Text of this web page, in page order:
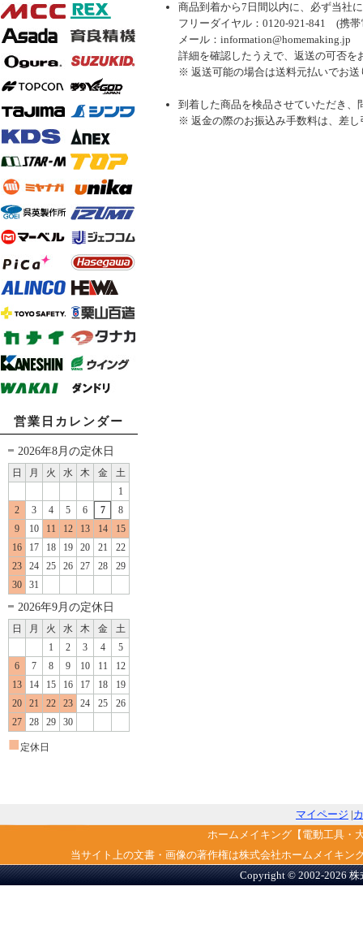
営業日カレンダー
2026年8月の定休日
日 月 火 水 木 金
土
1
2
3 4 5 6 7
8
9
10 11 12 13 14
15
16
17 18 19 20 21
22
23
24 25 26 27 28
29
30
31
2026年9月の定休日
日 月 火 水 木 金
土
1
2 3 4
5
6
7 8 9 10 11
12
13
14 15 16 17 18
19
20
21 22 23 24 25
26
27
28 29 30
■ 定休日
商品到着から7日間以内に、必ず当社
フリーダイヤル：0120-921-841 (携
メール：information@homemaking.jp
詳細を確認したうえで、返送の可否を
※ 返送可能の場合は送料元払いでお送
到着した商品を検品させていただき
※ 返金の際のお振込み手数料は、差し
マイページ |
ホームメイキング【電動工具・
当サイト上の文書・画像の著作権は株式会社ホームメイキ
Copyright © 2002-2026